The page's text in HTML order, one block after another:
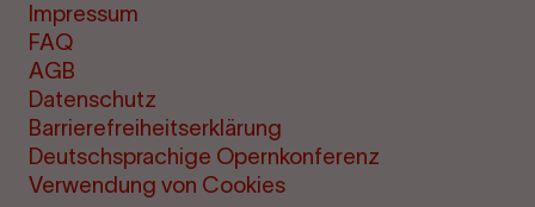
Impressum
FAQ
AGB
Datenschutz
Barrierefreiheitserklärung
Deutschsprachige Opernkonferenz
Verwendung von Cookies